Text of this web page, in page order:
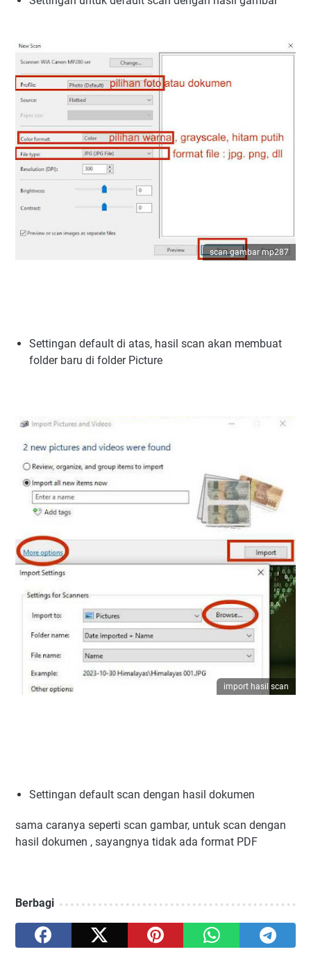
scan gambar mp287
Settingan default di atas, hasil scan akan membuat
folder baru di folder Picture
import hasil scan
Settingan default scan dengan hasil dokumen
sama caranya seperti scan gambar, untuk scan dengan
hasil dokumen , sayangnya tidak ada format PDF
Berbagi